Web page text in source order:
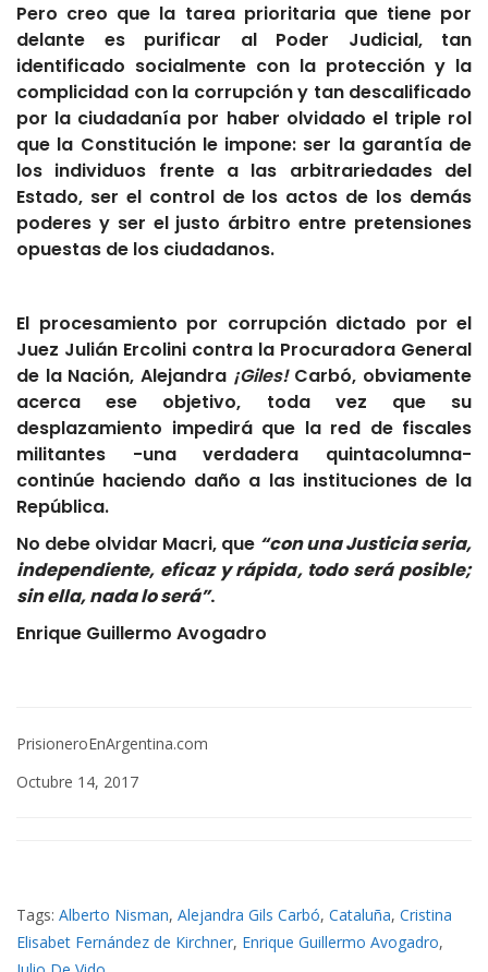
Pero creo que la tarea prioritaria que tiene por
delante es purificar al Poder Judicial, tan
identificado socialmente con la protección y la
complicidad con la corrupción y tan descalificado
por la ciudadanía por haber olvidado el triple rol
que la Constitución le impone: ser la garantía de
los individuos frente a las arbitrariedades del
Estado, ser el control de los actos de los demás
poderes y ser el justo árbitro entre pretensiones
opuestas de los ciudadanos.
El procesamiento por corrupción dictado por el
Juez Julián Ercolini contra la Procuradora General
de la Nación, Alejandra ¡Giles! Carbó, obviamente
acerca ese objetivo, toda vez que su
desplazamiento impedirá que la red de fiscales
militantes -una verdadera quintacolumna-
continúe haciendo daño a las instituciones de la
República.
No debe olvidar Macri, que “con una Justicia seria,
independiente, eficaz y rápida, todo será posible;
sin ella, nada lo será”.
Enrique Guillermo Avogadro
PrisioneroEnArgentina.com
Octubre 14, 2017
Tags: Alberto Nisman, Alejandra Gils Carbó, Cataluña, Cristina
Elisabet Fernández de Kirchner, Enrique Guillermo Avogadro,